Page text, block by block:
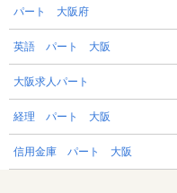
パート 大阪府
英語 パート 大阪
大阪求人パート
経理 パート 大阪
信用金庫 パート 大阪